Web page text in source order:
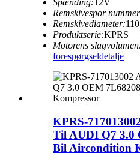
Spænding: 12V
Remskivespor
Remskivediameter:
Produktserie:KPRS
Motorens
forespørgseldetalje
KPRS-
Til AUDI Q7 3.0
Bil Aircondition